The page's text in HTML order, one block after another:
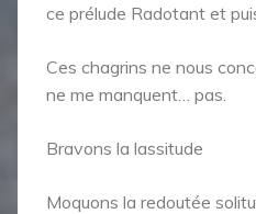
ce prélude Radotant et
Ces chagrins ne nous
ne me manquent… pas.
Bravons la lassitude
Moquons la redoutée